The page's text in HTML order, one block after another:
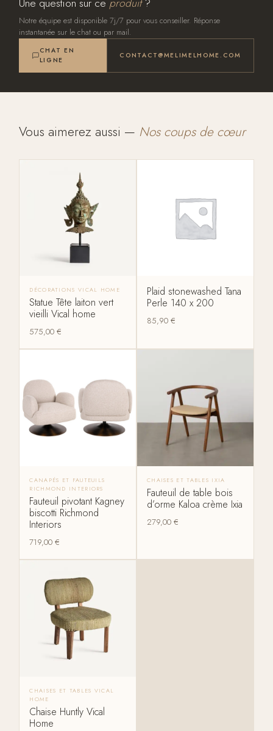
Notre équipe est disponible 7j/7 pour vous conseiller. Réponse
instantanée sur le chat ou par mail.
CHAT EN
LIGNE
CONTACT@MELIMELHOME.COM
Vous aimerez aussi — Nos coups de cœur
DÉCORATIONS VICAL HOME
Statue Tête laiton vert
vieilli Vical home
575,00€
Plaid stonewashed Tana
Perle 140 x 200
85,90 €
CANAPÉS ET FAUTEUILS
RICHMOND INTERIORS
Fauteuil pivotant Kagney
biscotti Richmond
Interiors
719,00€
CHAISES ET TABLES IXIA
Fauteuil de table bois
d’orme Kaloa crème Ixia
279,00 €
CHAISES ET TABLES VICAL
HOME
Chaise Huntly Vical
Home